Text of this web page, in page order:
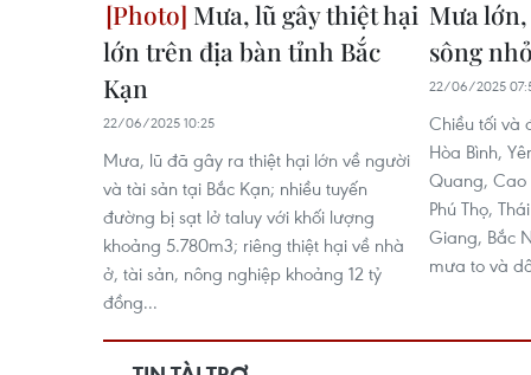
Mưa, lũ gây thiệt hại
lớn trên địa bàn tỉnh Bắc
Kạn
22/06/2025 10:25
Mưa, lũ đã gây ra thiệt hại lớn về người
và tài sản tại Bắc Kạn; nhiều tuyến
đường bị sạt lở taluy với khối lượng
khoảng 5.780m3; riêng thiệt hại về nhà
ở, tài sản, nông nghiệp khoảng 12 tỷ
đồng...
Mưa
sông
22/06/2025
Chiều tối và
Hòa Bình,
Quang, Cao
Phú Thọ,
Giang, Bắc
mưa to và